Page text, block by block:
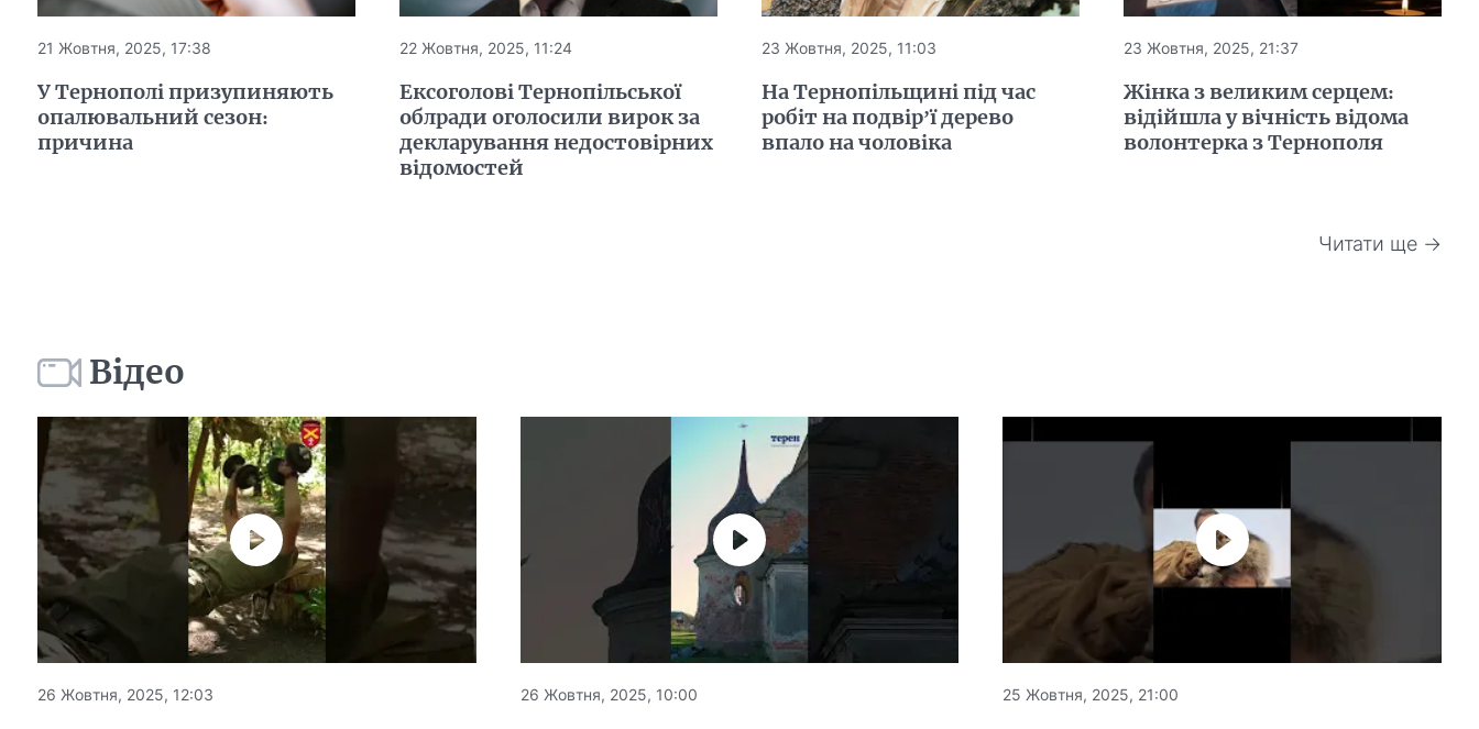
21 Жовтня, 2025, 17:38
У Тернополі призупиняють
опалювальний сезон:
причина
22 Жовтня, 2025, 11:24
Ексоголові Тернопільської
облради оголосили вирок за
декларування недостовірних
відомостей
23 Жовтня, 2025, 11:03
На Тернопільщині під час
робіт на подвір’ї дерево
впало на чоловіка
23 Жовтня, 2025, 21:37
Жінка з великим серцем:
відійшла у вічність відома
волонтерка з Тернополя
Читати ще →
Відео
26 Жовтня, 2025, 12:03 26 Жовтня, 2025, 10:00 25 Жовтня, 2025, 21:00